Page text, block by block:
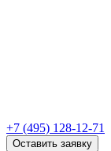
+7 (495) 128-12-71
Оставить заявку